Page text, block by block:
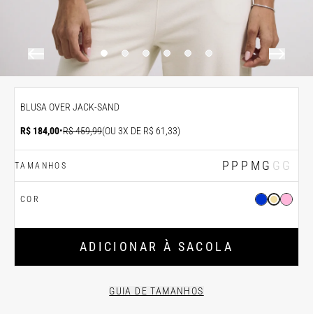
BLUSA OVER JACK-SAND
R$ 184,00•R$ 459,99(OU 3X DE R$ 61,33)
TAMANHOS PP P M G GG
COR
ADICIONAR À SACOLA
GUIA DE TAMANHOS